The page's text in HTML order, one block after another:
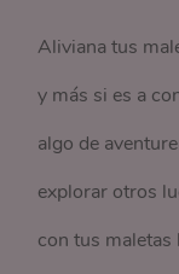
Aliviana tus
y más si es a
algo de
explorar otros
con tus maletas